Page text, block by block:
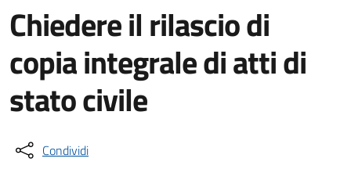
Chiedere il rilascio di
copia integrale di atti di
stato civile
Condividi